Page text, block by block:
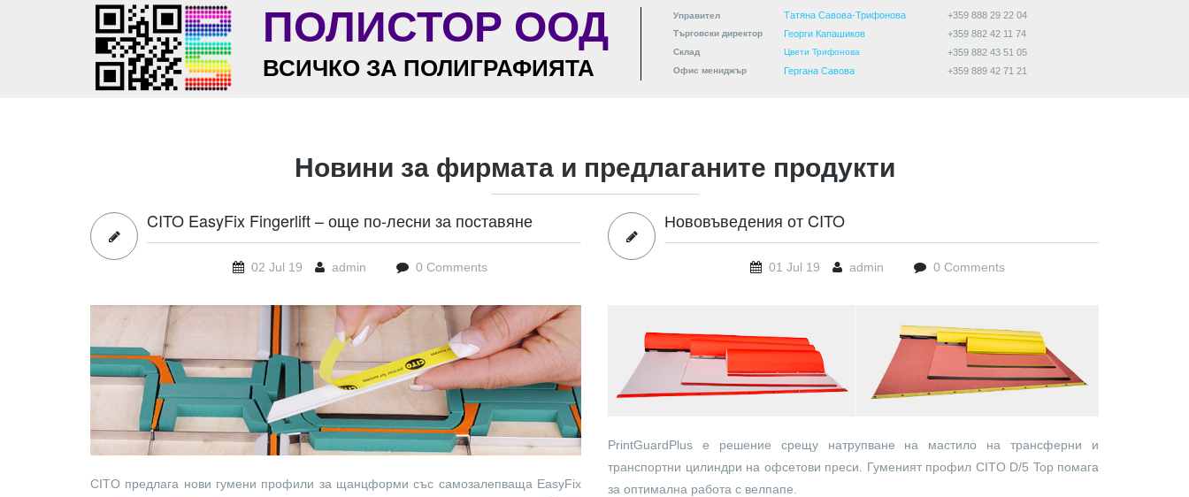
Skip to main content ПОЛИСТОР ООД
ВСИЧКО ЗА ПОЛИГРАФИЯТА
Управител Татяна Савова-Трифонова +359 888 29 22 04
Търговски директор Георги Капашиков +359 882 42 11 74
Склад Цвети Трифонова +359 882 43 51 05
Офис мениджър Гергана Савова +359 889 42 71 21
Новини за фирмата и предлаганите продукти
CITO EasyFix Fingerlift – още по-лесни за поставяне
02 Jul 19 admin 0 Comments
03_2019_05_01_ii0a.jpg
CITO предлага нови гумени профили за щанцформи със самозалепваща EasyFix
Нововъведения от CITO
01 Jul 19 admin 0 Comments
01_2019_03_05_printguardplus_pmay.jpg
PrintGuardPlus е решение срещу натрупване на мастило на трансферни и
транспортни цилиндри на офсетови преси. Гуменият профил CITO D/5 Top помага
за оптимална работа с велпапе.